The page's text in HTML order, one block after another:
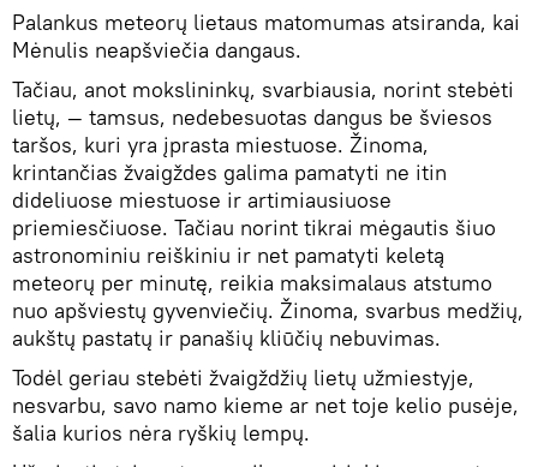
Palankus meteorų lietaus matomumas atsiranda, kai
Mėnulis neapšviečia dangaus.
Tačiau, anot mokslininkų, svarbiausia, norint stebėti
lietų, — tamsus, nedebesuotas dangus be šviesos
taršos, kuri yra įprasta miestuose. Žinoma,
krintančias žvaigždes galima pamatyti ne itin
dideliuose miestuose ir artimiausiuose
priemiesčiuose. Tačiau norint tikrai mėgautis šiuo
astronominiu reiškiniu ir net pamatyti keletą
meteorų per minutę, reikia maksimalaus atstumo
nuo apšviestų gyvenviečių. Žinoma, svarbus medžių,
aukštų pastatų ir panašių kliūčių nebuvimas.
Todėl geriau stebėti žvaigždžių lietų užmiestyje,
nesvarbu, savo namo kieme ar net toje kelio pusėje,
šalia kurios nėra ryškių lempų.